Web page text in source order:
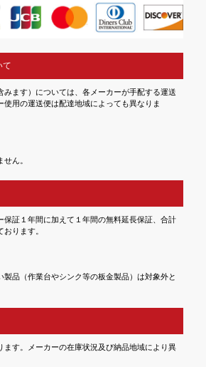
て
みます）については、各メーカーが手配する運送
使用の運送便は配達地域によっても異なりま
ん。
保証１年間に加えて１年間の無料延長保証、合計
おります。
品（作業台やシンク等の板金製品）は対象外と
ます。メーカーの在庫状況及び納品地域により異